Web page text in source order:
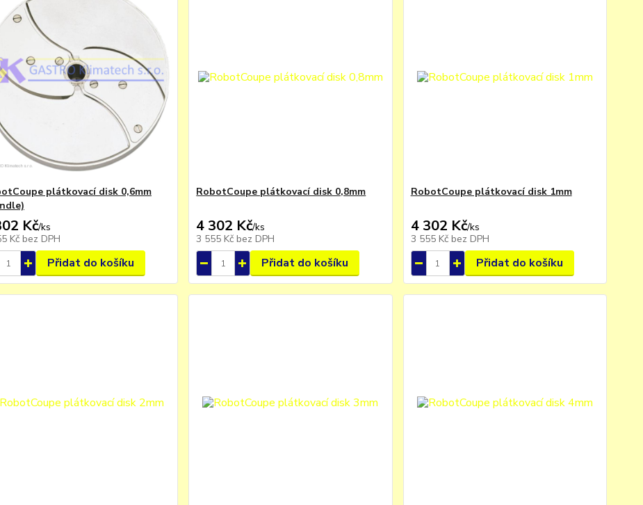
plátkovací disk 0,6mm
Kč/ks
Kč bez DPH
Přidat do košíku
RobotCoupe plátkovací disk 0,8mm
4 302 Kč/ks
3 555 Kč bez DPH
Přidat do košíku
RobotCoupe plátkovací disk 1mm
4 302 Kč/ks
3 555 Kč bez DPH
Přidat do košíku